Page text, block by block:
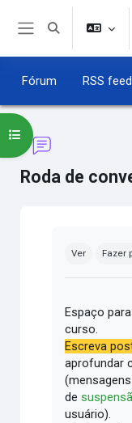
Ir para o conteúdo
Alternar
Fórum RSS
Roda de
Abrir índice do curso
Ver Fazer
Espaço
curso.
Escreva
aprofundar
de
usuário).